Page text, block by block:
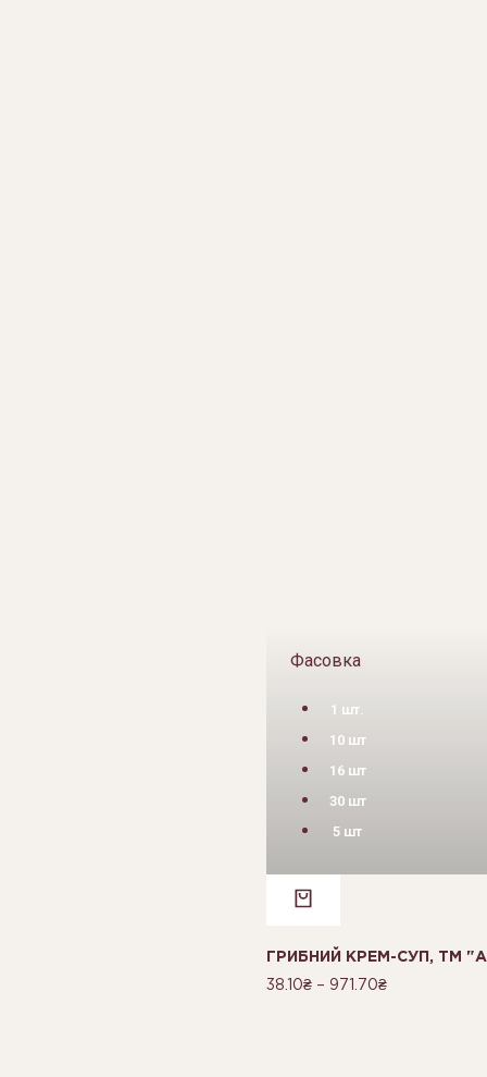
Фасовка
1 шт.
10 шт
16 шт
30 шт
5 шт
ГРИБНИЙ КРЕМ-СУП, ТМ
38.10₴– 971.70₴